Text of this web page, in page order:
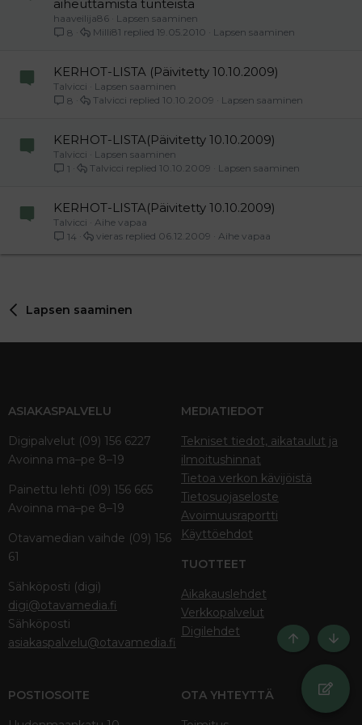
aiheuttamista tunteista
haaveilija86
Lapsen saaminen
8
Lapsen saaminen
19.05.2010
Milli81
KERHOT-LISTA (Päivitetty 10.10.2009)
Talvicci
Lapsen saaminen
8
Lapsen saaminen
10.10.2009
Talvicci
KERHOT-LISTA(Päivitetty 10.10.2009)
Talvicci
Lapsen saaminen
1
Lapsen saaminen
10.10.2009
Talvicci
KERHOT-LISTA(Päivitetty 10.10.2009)
Talvicci
Aihe vapaa
14
Aihe vapaa
06.12.2009
vieras
Lapsen saaminen
ASIAKASPALVELU
Digipalvelut (09) 156 6227
Avoinna ma–pe 8–19
Painettu lehti (09) 156 665
Avoinna ma–pe 8–19
Otavamedian vaihde (09) 156
61
Sähköposti (digi)
digi@otavamedia.fi
Sähköposti
asiakaspalvelu@otavamedia.fi
MEDIATIEDOT
Tekniset tiedot, aikataulut ja
ilmoitushinnat
Tietoa verkon kävijöistä
Tietosuojaseloste
Avoimuusraportti
Käyttöehdot
TUOTTEET
Aikakauslehdet
Verkkopalvelut
Digilehdet
POSTIOSOITE OTA YHTEYTTÄ
Ylös